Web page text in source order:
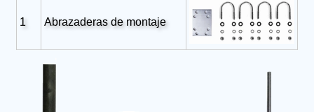
1 Abrazaderas de montaje